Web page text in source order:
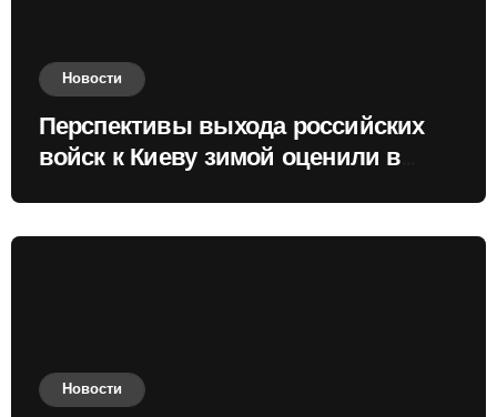
Новости
Перспективы выхода российских
войск к Киеву зимой оценили в
Новости